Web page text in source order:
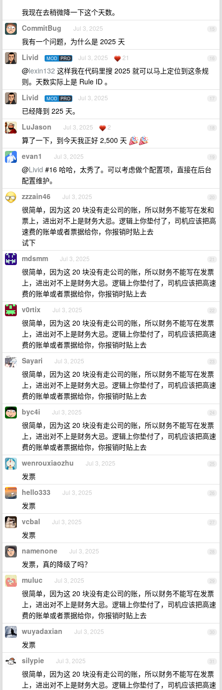
我现在去稍微降一下这个天数。
15
CommitBug Jul 3, 2025
我有一个问题，为什么是 2025 天
16
Livid MOD PRO Jul 3, 2025 21
@lexin132 这样我在代码里搜 2025 就可以马上定位到这条规
则。天数实际上是 Rule ID 。
17
Livid MOD PRO Jul 3, 2025
已经降到 225 天。
18
LuJason Jul 3, 2025 2
算了一下，到今天我正好 2,500 天
19
evan1 Jul 3, 2025
@Livid #16 哈哈，太秀了。可以考虑做个配置项，直接在后台
配置维护。
20
zzzain46 Jul 3, 2025
很简单，因为这 20 块没有走公司的账，所以财务不能写在发和
票上，进出对不上是财务大忌。逻辑上你垫付了，司机应该把高
速费的账单或者票据给你，你报销时贴上去
试下
21
mdsmm Jul 3, 2025
很简单，因为这 20 块没有走公司的账，所以财务不能写在发票
上，进出对不上是财务大忌。逻辑上你垫付了，司机应该把高速
费的账单或者票据给你，你报销时贴上去
22
v0rtix Jul 3, 2025
很简单，因为这 20 块没有走公司的账，所以财务不能写在发票
上，进出对不上是财务大忌。逻辑上你垫付了，司机应该把高速
费的账单或者票据给你，你报销时贴上去
23
Sayari Jul 3, 2025
很简单，因为这 20 块没有走公司的账，所以财务不能写在发票
上，进出对不上是财务大忌。逻辑上你垫付了，司机应该把高速
费的账单或者票据给你，你报销时贴上去
24
byc4i Jul 3, 2025
很简单，因为这 20 块没有走公司的账，所以财务不能写在发票
上，进出对不上是财务大忌。逻辑上你垫付了，司机应该把高速
费的账单或者票据给你，你报销时贴上去
25
wenrouxiaozhu Jul 3, 2025
发票
26
hello333 Jul 3, 2025
发票
27
vcbal Jul 3, 2025
发票
28
namenone Jul 3, 2025
发票，真的降级了吗？
29
muluc Jul 3, 2025
很简单，因为这 20 块没有走公司的账，所以财务不能写在发票
上，进出对不上是财务大忌。逻辑上你垫付了，司机应该把高速
费的账单或者票据给你，你报销时贴上去
30
wuyadaxian Jul 3, 2025
发票
31
silypie Jul 3, 2025
很简单，因为这 20 块没有走公司的账，所以财务不能写在发票
上，进出对不上是财务大忌。逻辑上你垫付了，司机应该把高速